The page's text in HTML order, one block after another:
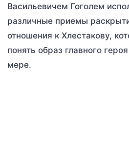
Васильевичем Гоголем
различные приемы
отношения к Хлестакову,
понять образ главного
мере.